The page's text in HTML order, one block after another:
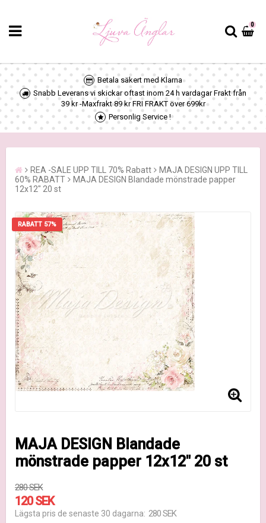
0
Betala säkert med Klarna
Snabb Leverans vi skickar oftast inom 24 h vardagar Frakt från
39 kr -Maxfrakt 89 kr FRI FRAKT över 699kr
Personlig Service !
REA -SALE UPP TILL 70% Rabatt
MAJA DESIGN UPP TILL
60% RABATT
MAJA DESIGN Blandade mönstrade papper
12x12" 20 st
RABATT 57%
MAJA DESIGN Blandade
mönstrade papper 12x12" 20 st
280 SEK
120 SEK
Lägsta pris de senaste 30 dagarna 280 SEK